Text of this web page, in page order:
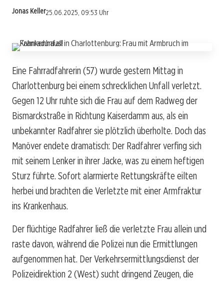
Jonas Keller25.06.2025, 09:53 Uhr
Eine Fahrradfahrerin (57) wurde gestern Mittag in
Charlottenburg bei einem schrecklichen Unfall verletzt.
Gegen 12 Uhr ruhte sich die Frau auf dem Radweg der
Bismarckstraße in Richtung Kaiserdamm aus, als ein
unbekannter Radfahrer sie plötzlich überholte. Doch das
Manöver endete dramatisch: Der Radfahrer verfing sich
mit seinem Lenker in ihrer Jacke, was zu einem heftigen
Sturz führte. Sofort alarmierte Rettungskräfte eilten
herbei und brachten die Verletzte mit einer Armfraktur
ins Krankenhaus.
Der flüchtige Radfahrer ließ die verletzte Frau allein und
raste davon, während die Polizei nun die Ermittlungen
aufgenommen hat. Der Verkehrsermittlungsdienst der
Polizeidirektion 2 (West) sucht dringend Zeugen, die